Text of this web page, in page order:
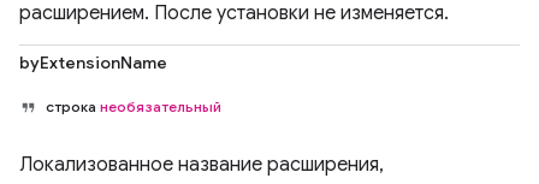
расширением. После установки не изменяется.
byExtensionName
строка необязательный
Локализованное название расширения,